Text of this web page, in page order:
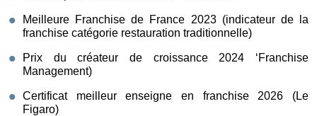
Meilleure Franchise de France 2023 (indicateur de la
franchise catégorie restauration traditionnelle)
Prix du créateur de croissance 2024 ‘Franchise
Management)
Certificat meilleur enseigne en franchise 2026 (Le
Figaro)